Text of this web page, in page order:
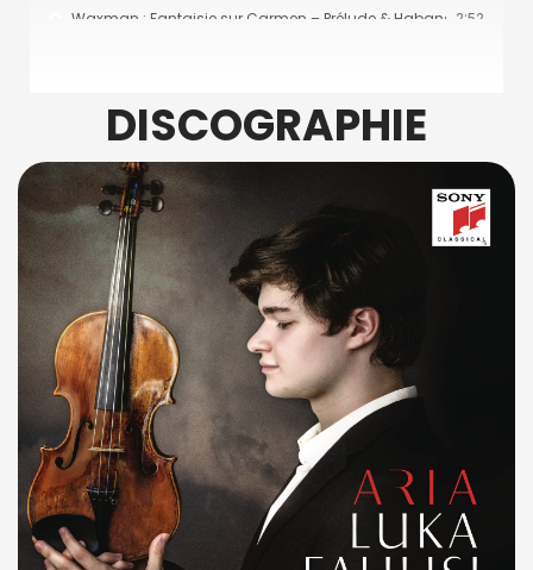
Waxman : Fantaisie sur Carmen – Prélude & Habanera2:52
DISCOGRAPHIE